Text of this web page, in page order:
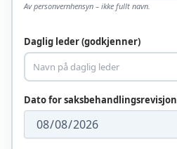
Av personvernhensyn – ikke fullt navn.
Daglig leder (godkjenner)
Dato for saksbehandlingsrevisjon